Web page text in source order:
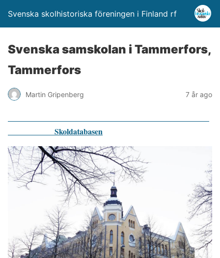
Svenska skolhistoriska föreningen i Finland rf
Svenska samskolan i Tammerfors,
Tammerfors
Martin Gripenberg 7 år ago
Skoldatabasen